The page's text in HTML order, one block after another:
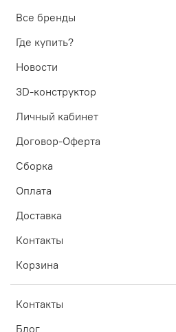
Все бренды
Где купить?
Новости
3D-конструктор
Личный кабинет
Договор-Оферта
Сборка
Оплата
Доставка
Контакты
Корзина
Контакты
Блог